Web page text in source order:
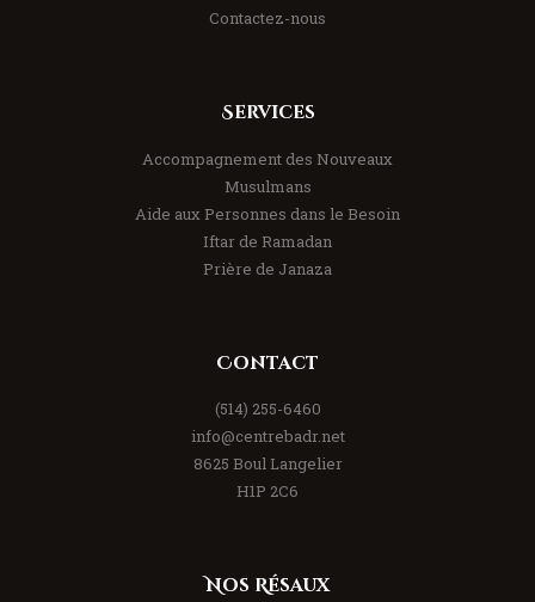
Contactez-nous
Services
Accompagnement des Nouveaux
Musulmans
Aide aux Personnes dans le Besoin
Iftar de Ramadan
Prière de Janaza
Contact
(514) 255-6460
info@centrebadr.net
8625 Boul Langelier
H1P 2C6
Nos Résaux